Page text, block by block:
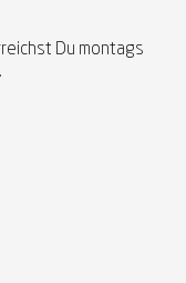
Du montags